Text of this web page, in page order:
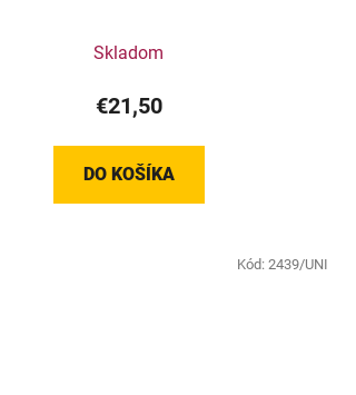
Skladom
€21,50
DO KOŠÍKA
Kód: 2439/UNI